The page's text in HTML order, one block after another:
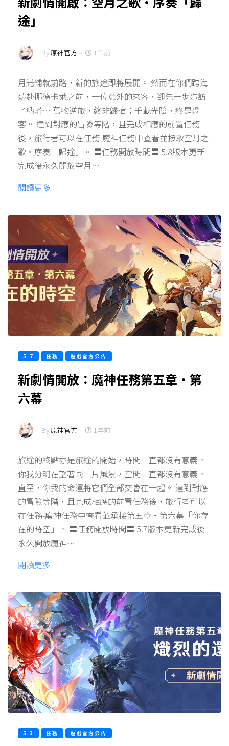
途」
By原神官方 - 1年前
月光鋪就前路，新的旅途即將展開。 然而在你們跨海
遠赴挪德卡萊之前，一位意外的來客，卻先一步造訪
了納塔… 萬物逆旅，終非歸宿；千載光陰，終是過
客。 達到對應的冒險等階，且完成相應的前置任務
後，旅行者可以在任務-魔神任務中查看並接取空月之
歌·序奏「歸途」。 〓任務開放時間〓 5.8版本更新
完成後永久開放空月…
閱讀更多
5.7 任務 遊戲官方公告
新劇情開放：魔神任務第五章·第
六幕
By 原神官方 - 1年前
旅途的終點亦是旅途的開始，時間一直都沒有意義。
你我分明在望著同一片風景，空間一直都沒有意義。
直至，你我的命運將它們全部交會在一起。 達到對應
的冒險等階，且完成相應的前置任務後，旅行者可以
在任務-魔神任務中查看並承接第五章·第六幕「你存
在的時空」。 〓任務開放時間〓 5.7版本更新完成後
永久開放魔神…
閱讀更多
5.3 任務 遊戲官方公告